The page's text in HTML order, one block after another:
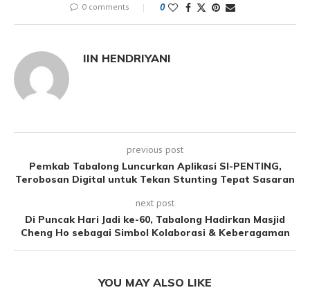
0 comments 0
IIN HENDRIYANI
previous post
Pemkab Tabalong Luncurkan Aplikasi SI-PENTING,
Terobosan Digital untuk Tekan Stunting Tepat Sasaran
next post
Di Puncak Hari Jadi ke-60, Tabalong Hadirkan Masjid
Cheng Ho sebagai Simbol Kolaborasi & Keberagaman
YOU MAY ALSO LIKE